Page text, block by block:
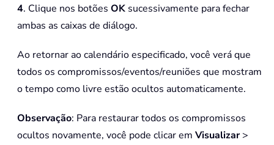
4. Clique nos botões OK sucessivamente para fechar
ambas as caixas de diálogo.
Ao retornar ao calendário especificado, você verá que
todos os compromissos/eventos/reuniões que mostram
o tempo como livre estão ocultos automaticamente.
Observação: Para restaurar todos os compromissos
ocultos novamente, você pode clicar em Visualizar>